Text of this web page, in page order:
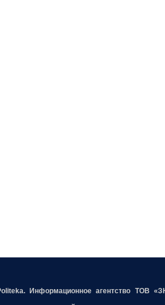
Информационное агентство ТОВ